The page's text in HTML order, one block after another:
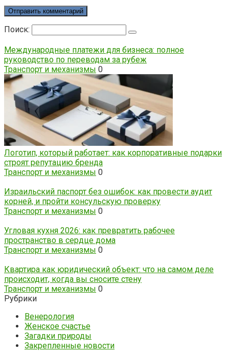
Поиск:
Международные платежи для бизнеса: полное
руководство по переводам за рубеж
Транспорт и механизмы 0
Логотип, который работает: как корпоративные подарки
строят репутацию бренда
Транспорт и механизмы 0
Израильский паспорт без ошибок: как провести аудит
корней, и пройти консульскую проверку
Транспорт и механизмы 0
Угловая кухня 2026: как превратить рабочее
пространство в сердце дома
Транспорт и механизмы 0
Квартира как юридический объект: что на самом деле
происходит, когда вы сносите стену
Транспорт и механизмы 0
Рубрики
Венерология
Женское счастье
Загадки природы
Закрепленные новости